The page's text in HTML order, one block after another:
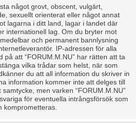
något grovt, obscent, vulgärt,
sexuellt orienterat eller något annat
lagarna i ditt land, lagar i landet där
internationell lag. Om du bryter mot
och permanent bannlysning
IP-adressen för alla
på att “FORUM.M.NU” har rätten att ta
vilka trådar som helst, när som
du att all information du skriver in
information kommer inte att delges till
men varken “FORUM.M.NU”
för eventuella intrångsförsök som
komprometteras.